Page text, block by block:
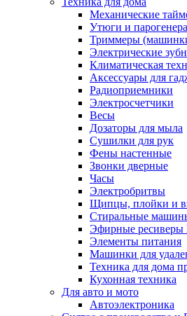
Механические
Утюги и
Триммеры
Электрические
Климатическая
Аксессуары для
Радиоприемники
Электросчетчики
Весы
Дозаторы для мыла
Сушилки для рук
Фены настенные
Звонки дверные
Часы
Электробритвы
Щипцы, плойки и
Стиральные
Эфирные ресиверы
Элементы питания
Машинки для
Техника для дома
Кухонная техника
Для авто и мото
Автоэлектроника